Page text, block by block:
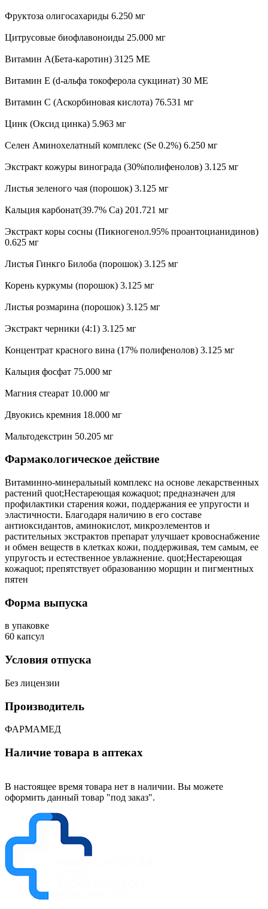
Фруктоза олигосахариды 6.250 мг
Цитрусовые биофлавоноиды 25.000 мг
Витамин А(Бета-каротин) 3125 МЕ
Витамин Е (d-альфа токоферола сукцинат) 30 МЕ
Витамин С (Аскорбиновая кислота) 76.531 мг
Цинк (Оксид цинка) 5.963 мг
Селен Аминохелатный комплекс (Se 0.2%) 6.250 мг
Экстракт кожуры винограда (30%полифенолов) 3.125 мг
Листья зеленого чая (порошок) 3.125 мг
Кальция карбонат(39.7% Ca) 201.721 мг
Экстракт коры сосны (Пикногенол.95% проантоцианидинов)
0.625 мг
Листья Гинкго Билоба (порошок) 3.125 мг
Корень куркумы (порошок) 3.125 мг
Листья розмарина (порошок) 3.125 мг
Экстракт черники (4:1) 3.125 мг
Концентрат красного вина (17% полифенолов) 3.125 мг
Кальция фосфат 75.000 мг
Магния стеарат 10.000 мг
Двуокись кремния 18.000 мг
Мальтодекстрин 50.205 мг
Фармакологическое действие
Витаминно-минеральный комплекс на основе лекарственных
растений quot;Нестареющая кожаquot; предназначен для
профилактики старения кожи, поддержания ее упругости и
эластичности. Благодаря наличию в его составе
антиоксидантов, аминокислот, микроэлементов и
растительных экстрактов препарат улучшает кровоснабжение
и обмен веществ в клетках кожи, поддерживая, тем самым, ее
упругость и естественное увлажнение. quot;Нестареющая
кожаquot; препятствует образованию морщин и пигментных
пятен
Форма выпуска
в упаковке
60 капсул
Условия отпуска
Без лицензии
Производитель
ФАРМАМЕД
Наличие товара в аптеках
В настоящее время товара нет в наличии. Вы можете
оформить данный товар "под заказ".